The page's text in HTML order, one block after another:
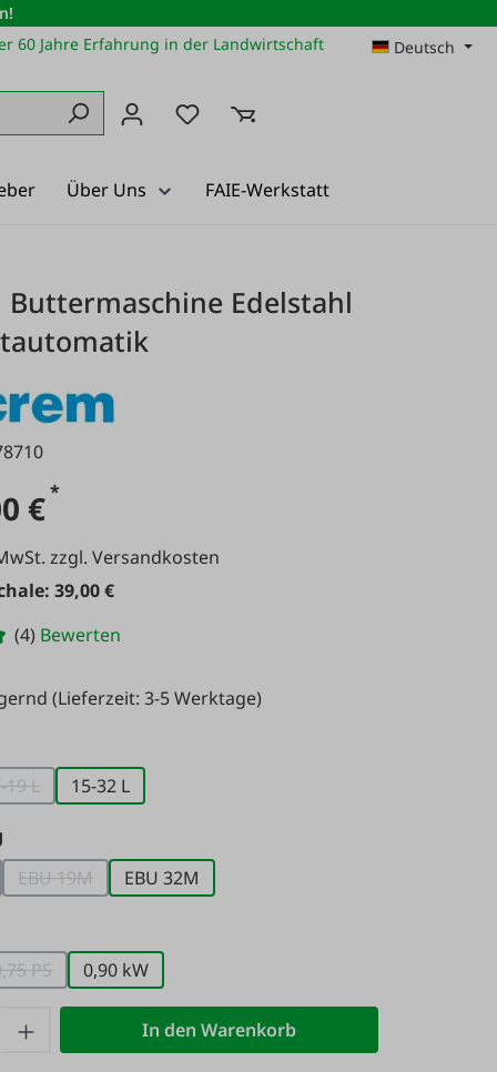
60 Jahre Erfahrung in der Landwirtschaft
Deutsch
Du hast 0 Produkte auf dem
Über Uns FAIE-Werkstatt
Buttermaschine Edelstahl
€*
zzgl. Versandkosten
39,00 €
(4) Bewerten
(Lieferzeit: 3-5 Werktage)
ist zurzeit nicht verfügbar.)
19 L
(Diese Option ist zurzeit nicht verfügbar.)
15-32 L
ist zurzeit nicht verfügbar.)
EBU 19M(Diese Option ist zurzeit nicht verfügbar.)
EBU 32M
PS
Option ist zurzeit nicht verfügbar.)
0,90 kW
Gib den gewünschten Wert
In den Warenkorb